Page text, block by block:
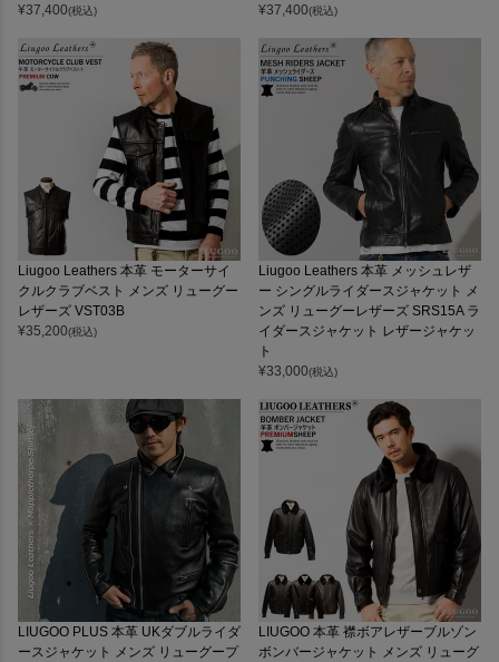
¥37,400(税込)
¥37,400(税込)
Liugoo Leathers 本革 モーターサイ
クルクラブベスト メンズ リューグー
レザーズ VST03B
¥35,200(税込)
Liugoo Leathers 本革 メッシュレザ
ー シングルライダースジャケット メ
ンズ リューグーレザーズ SRS15A ラ
イダースジャケット レザージャケッ
ト
¥33,000(税込)
LIUGOO PLUS 本革 UKダブルライダ
ースジャケット メンズ リューグープ
LIUGOO 本革 襟ボアレザーブルゾン
ボンバージャケット メンズ リューグ